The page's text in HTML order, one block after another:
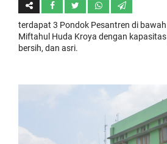
terdapat 3 Pondok Pesantren di
Miftahul Huda Kroya dengan
bersih, dan asri.